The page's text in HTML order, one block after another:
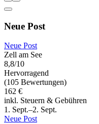
Neue Post
Neue Post
Zell am See
8,8/10
Hervorragend
(105 Bewertungen)
162 €
inkl. Steuern & Gebühren
1. Sept.–2. Sept.
Neue Post